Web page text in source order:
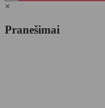
×
Pranešimai